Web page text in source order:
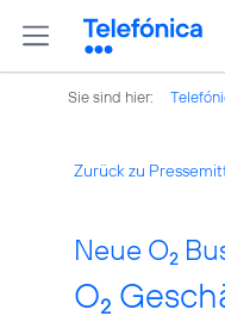
Sie sind hier:
Zurück zu
Neue O2
O2